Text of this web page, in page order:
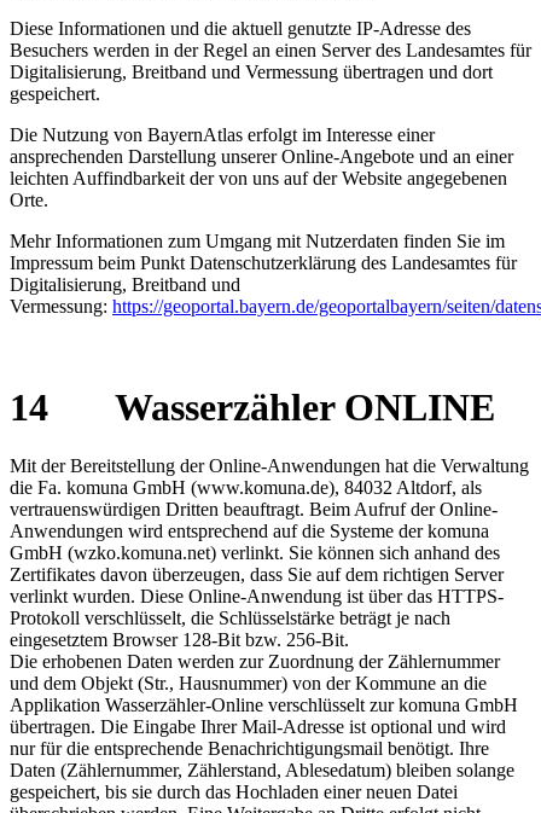
Diese Informationen und die aktuell genutzte IP-Adresse des
Besuchers werden in der Regel an einen Server des Landesamtes für
Digitalisierung, Breitband und Vermessung übertragen und dort
gespeichert.
Die Nutzung von BayernAtlas erfolgt im Interesse einer
ansprechenden Darstellung unserer Online-Angebote und an einer
leichten Auffindbarkeit der von uns auf der Website angegebenen
Orte.
Mehr Informationen zum Umgang mit Nutzerdaten finden Sie im
Impressum beim Punkt Datenschutzerklärung des Landesamtes für
Digitalisierung, Breitband und
Vermessung: https://geoportal.bayern.de/geoportalbayern/seiten/
14 Wasserzähler ONLINE
Mit der Bereitstellung der Online-Anwendungen hat die Verwaltung
die Fa. komuna GmbH (www.komuna.de), 84032 Altdorf, als
vertrauenswürdigen Dritten beauftragt. Beim Aufruf der Online-
Anwendungen wird entsprechend auf die Systeme der komuna
GmbH (wzko.komuna.net) verlinkt. Sie können sich anhand des
Zertifikates davon überzeugen, dass Sie auf dem richtigen Server
verlinkt wurden. Diese Online-Anwendung ist über das HTTPS-
Protokoll verschlüsselt, die Schlüsselstärke beträgt je nach
eingesetztem Browser 128-Bit bzw. 256-Bit.
Die erhobenen Daten werden zur Zuordnung der Zählernummer
und dem Objekt (Str., Hausnummer) von der Kommune an die
Applikation Wasserzähler-Online verschlüsselt zur komuna GmbH
übertragen. Die Eingabe Ihrer Mail-Adresse ist optional und wird
nur für die entsprechende Benachrichtigungsmail benötigt. Ihre
Daten (Zählernummer, Zählerstand, Ablesedatum) bleiben solange
gespeichert, bis sie durch das Hochladen einer neuen Datei